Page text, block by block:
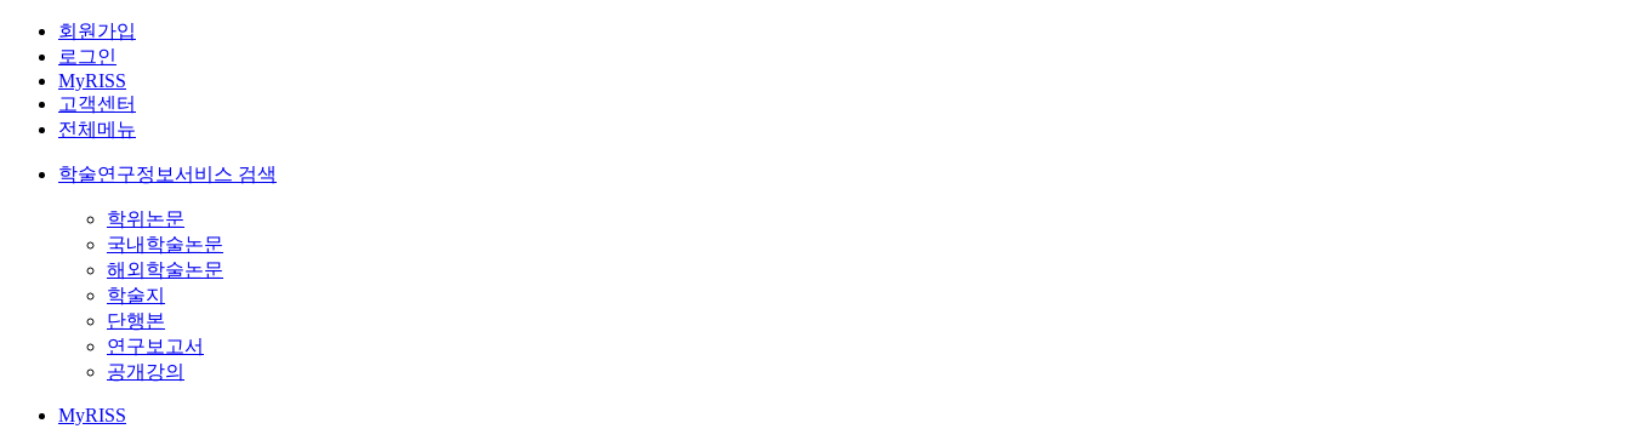
회원가입
로그인
MyRISS
고객센터
전체메뉴
학술연구정보서비스 검색
학위논문
국내학술논문
해외학술논문
학술지
단행본
연구보고서
공개강의
MyRISS